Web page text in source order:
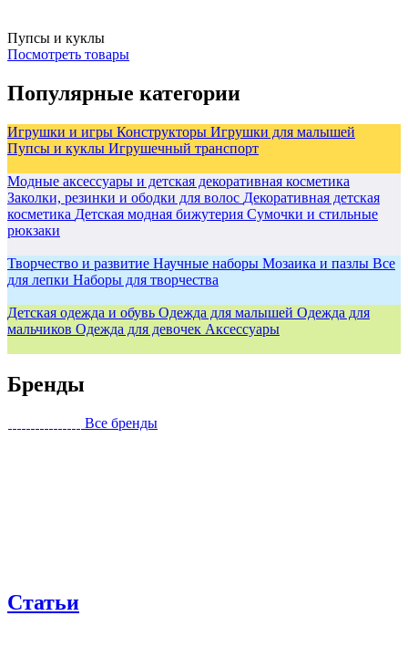
Пупсы и куклы
Посмотреть товары
Популярные категории
Игрушки и игры Конструкторы Игрушки для малышей
Пупсы и куклы Игрушечный транспорт
Модные аксессуары и детская декоративная косметика
Заколки, резинки и ободки для волос Декоративная детская
косметика Детская модная бижутерия Сумочки и стильные
рюкзаки
Творчество и развитие Научные наборы Мозаика и пазлы Все
для лепки Наборы для творчества
Детская одежда и обувь Одежда для малышей Одежда для
мальчиков Одежда для девочек Аксессуары
Бренды
Все бренды
Статьи